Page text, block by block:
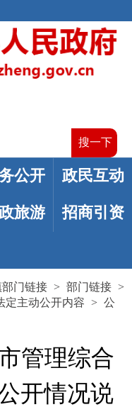
公开 政民互动
旅游 招商引资
部门链接 > 部门链接 >
定主动公开内容 > 公
管理综合
开情况说